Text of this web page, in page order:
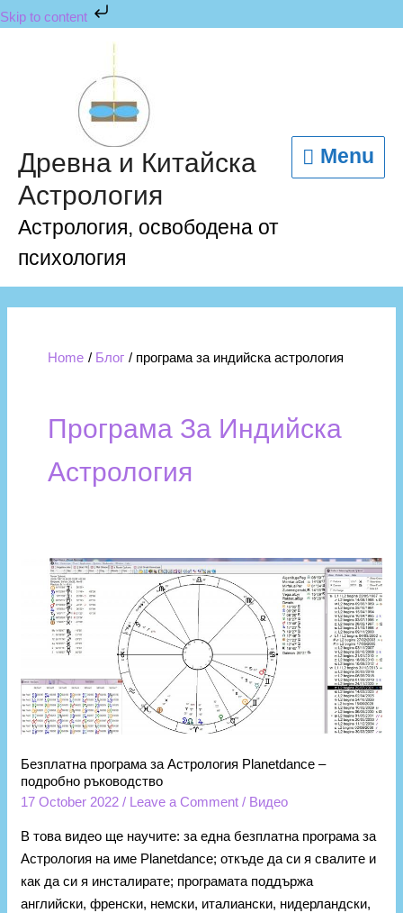
Skip to content
Skip
to
Древна и Китайска
Астрология
Астрология, освободена от
психология
Menu
Home Блог програма за индийска астрология
Програма За Индийска
Астрология
Безплатна програма за Астрология Planetdance –
подробно ръководство
17 October 2022/ Leave a Comment / Видео
В това видео ще научите: за една безплатна програма за
Астрология на име Planetdance; откъде да си я свалите и
как да си я инсталирате; програмата поддържа
английски, френски, немски, италиански, нидерландски,
Безплатна
програма
Астрология
Planetdance
–
подробно
ръководство